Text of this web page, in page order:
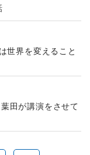
世界を変えること
田が講演をさせて